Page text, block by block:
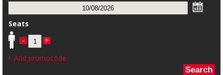
Seats
- +
+ Add promocode
Search